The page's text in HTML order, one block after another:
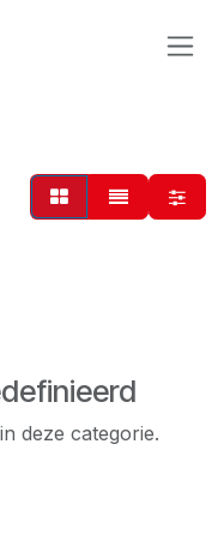
deze categorie.